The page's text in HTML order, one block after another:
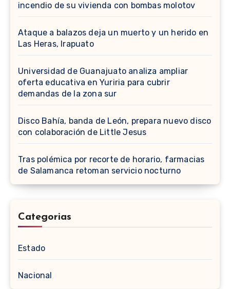
incendio de su vivienda con bombas molotov
Ataque a balazos deja un muerto y un herido en
Las Heras, Irapuato
Universidad de Guanajuato analiza ampliar
oferta educativa en Yuriria para cubrir
demandas de la zona sur
Disco Bahía, banda de León, prepara nuevo disco
con colaboración de Little Jesus
Tras polémica por recorte de horario, farmacias
de Salamanca retoman servicio nocturno
Categorias
Estado
Nacional